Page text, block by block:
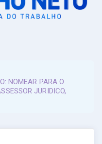
NOMEAR PARA O
JURIDICO,